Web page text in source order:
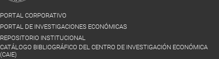
PORTAL CORPORATIVO
PORTAL DE INVESTIGACIONES ECONÓMICAS
REPOSITORIO INSTITUCIONAL
CATÁLOGO BIBLIOGRÁFICO DEL CENTRO DE INVESTIGACIÓN ECONÓMICA
(CAIE)